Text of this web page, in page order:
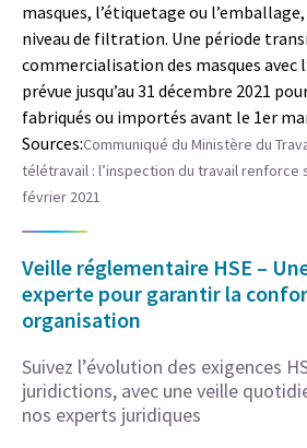
masques, l’étiquetage ou
niveau de filtration. Une période
commercialisation des masques avec
prévue jusqu’au 31 décembre 2021
fabriqués ou importés avant le 1er
Sources:Communiqué du Ministère du
télétravail : l’inspection du travail renforce
février 2021
Veille réglementaire HSE –
experte pour garantir la
organisation
Suivez l’évolution des exigences
juridictions, avec une veille
nos experts juridiques